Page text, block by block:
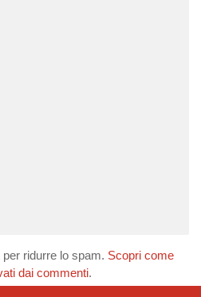
ridurre lo spam. Scopri come
dai commenti.